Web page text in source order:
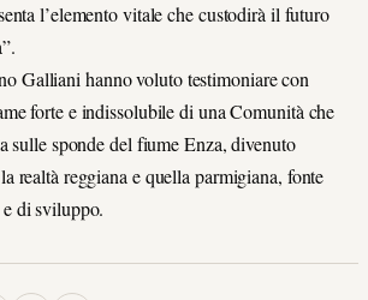
l’elemento vitale che custodirà il futuro
Galliani hanno voluto testimoniare con
forte e indissolubile di una Comunità che
sulle sponde del fiume Enza, divenuto
realtà reggiana e quella parmigiana, fonte
di sviluppo.